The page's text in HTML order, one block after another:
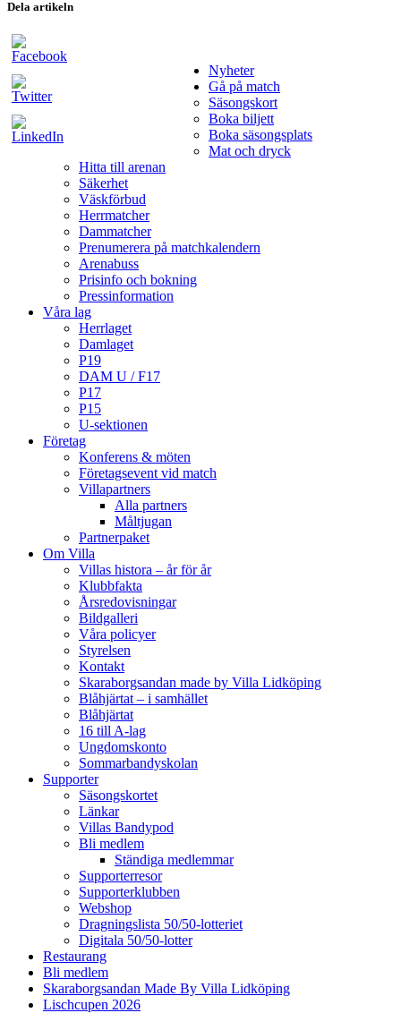
Dela artikeln
Nyheter
Gå på match
Säsongskort
Boka biljett
Boka säsongsplats
Mat och dryck
Hitta till arenan
Säkerhet
Väskförbud
Herrmatcher
Dammatcher
Prenumerera på matchkalendern
Arenabuss
Prisinfo och bokning
Pressinformation
Våra lag
Herrlaget
Damlaget
P19
DAM U / F17
P17
P15
U-sektionen
Företag
Konferens & möten
Företagsevent vid match
Villapartners
Alla partners
Måltjugan
Partnerpaket
Om Villa
Villas histora – år för år
Klubbfakta
Årsredovisningar
Bildgalleri
Våra policyer
Styrelsen
Kontakt
Skaraborgsandan made by Villa Lidköping
Blåhjärtat – i samhället
Blåhjärtat
16 till A-lag
Ungdomskonto
Sommarbandyskolan
Supporter
Säsongskortet
Länkar
Villas Bandypod
Bli medlem
Ständiga medlemmar
Supporterresor
Supporterklubben
Webshop
Dragningslista 50/50-lotteriet
Digitala 50/50-lotter
Restaurang
Bli medlem
Skaraborgsandan Made By Villa Lidköping
Lischcupen 2026